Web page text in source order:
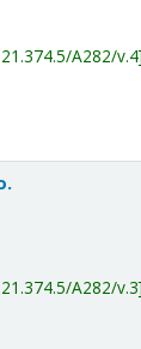
A282/v.4
A282/v.3